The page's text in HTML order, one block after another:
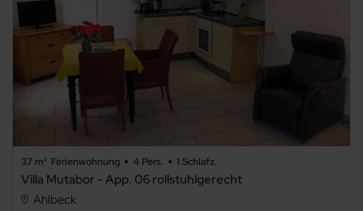
37 m² Ferienwohnung 4 Pers. 1 Schlafz.
Villa Mutabor - App. 06 rollstuhlgerecht
Ahlbeck